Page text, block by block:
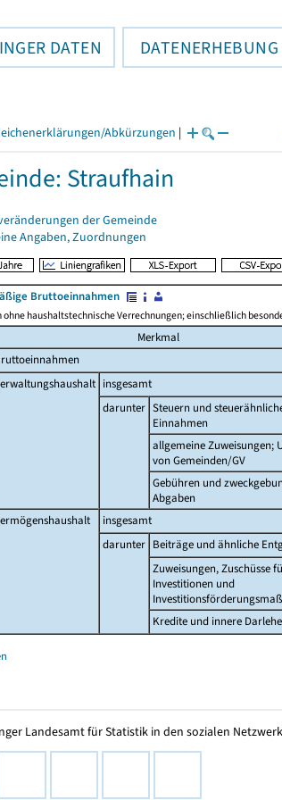
DATEN DATENERHEBUNG
Abkürzungen |
Straufhain
der Gemeinde
Angaben, Zuordnungen
Bruttoeinnahmen
ohne haushaltstechnische Verrechnungen; einschließlich
Merkmal
insgesamt
darunter Steuern und
Einnahmen
allgemeine Zuweisungen;
von Gemeinden/GV
Gebühren und
Abgaben
insgesamt
darunter Beiträge und ähnliche
Zuweisungen, Zuschüsse
Investitionen und
Kredite und innere
Landesamt für Statistik in den sozialen